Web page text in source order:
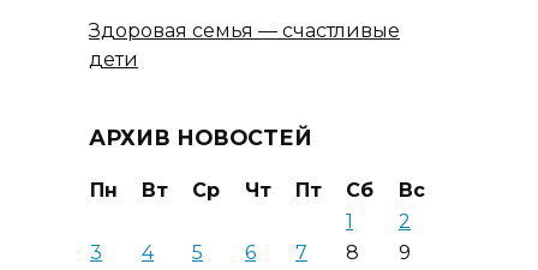
Здоровая семья — счастливые
дети
АРХИВ НОВОСТЕЙ
Пн Вт Ср Чт Пт Сб
Вс
1
2
3
4 5 6 7 8
9